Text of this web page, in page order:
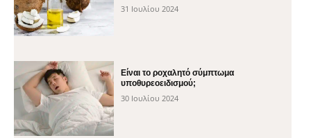
31 Ιουλίου 2024
Είναι το ροχαλητό σύμπτωμα
υποθυρεοειδισμού;
30 Ιουλίου 2024